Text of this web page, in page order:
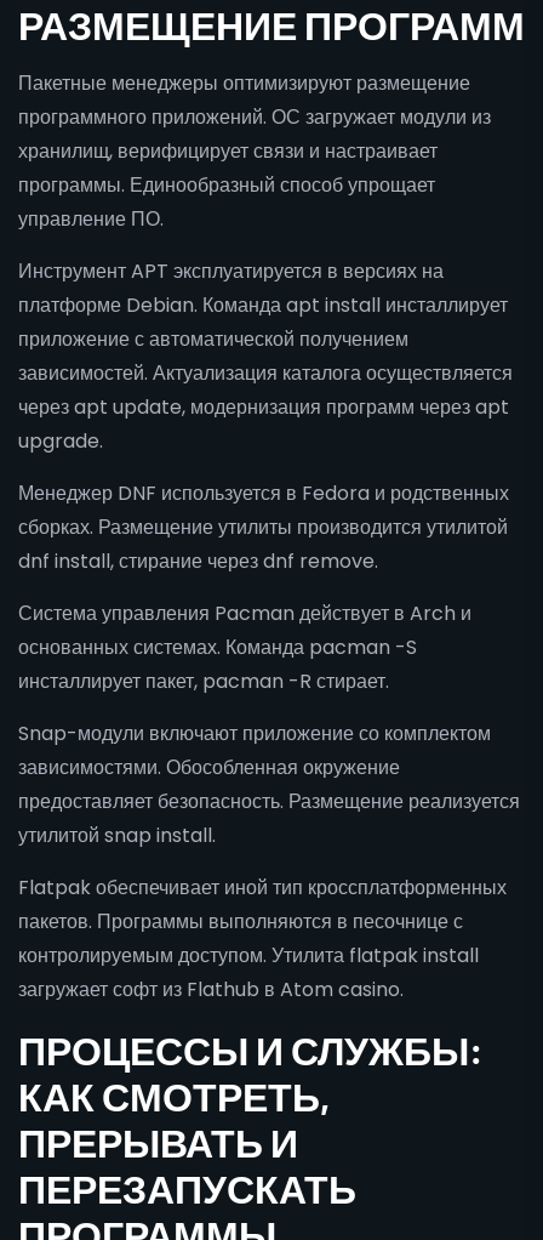
РАЗМЕЩЕНИЕ ПРОГРАММ
Пакетные менеджеры оптимизируют размещение
программного приложений. ОС загружает модули из
хранилищ, верифицирует связи и настраивает
программы. Единообразный способ упрощает
управление ПО.
Инструмент APT эксплуатируется в версиях на
платформе Debian. Команда apt install инсталлирует
приложение с автоматической получением
зависимостей. Актуализация каталога осуществляется
через apt update, модернизация программ через apt
upgrade.
Менеджер DNF используется в Fedora и родственных
сборках. Размещение утилиты производится утилитой
dnf install, стирание через dnf remove.
Система управления Pacman действует в Arch и
основанных системах. Команда pacman -S
инсталлирует пакет, pacman -R стирает.
Snap-модули включают приложение со комплектом
зависимостями. Обособленная окружение
предоставляет безопасность. Размещение реализуется
утилитой snap install.
Flatpak обеспечивает иной тип кроссплатформенных
пакетов. Программы выполняются в песочнице с
контролируемым доступом. Утилита flatpak install
загружает софт из Flathub в Atom casino.
ПРОЦЕССЫ И СЛУЖБЫ:
КАК СМОТРЕТЬ,
ПРЕРЫВАТЬ И
ПЕРЕЗАПУСКАТЬ